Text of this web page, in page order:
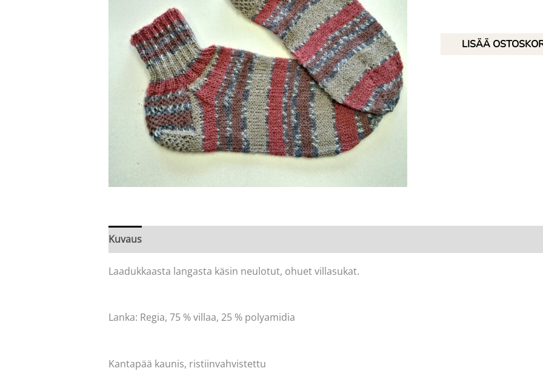
Lyhytvartiset
LISÄÄ
Kuvaus
Laadukkaasta langasta käsin neulotut, ohuet villasukat.
Lanka: Regia, 75 % villaa, 25 % polyamidia
Kantapää kaunis, ristiinvahvistettu